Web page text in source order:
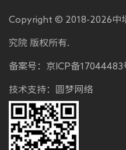
Copyright © 2018-2026中
究院 版权所有.
备案号： 京ICP备17044483
技术支持： 圆梦网络